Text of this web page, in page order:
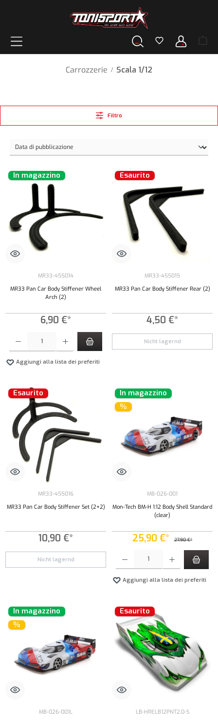
Carrozzerie / Scala 1/12
Filtro
In magazzino
MR33-455014
MR33 Pan Car Body Stiffener Wheel
Arch (2)
6,90 €*
Quantità del prodotto: inserisci la quantità desiderata o usa i pulsanti per aumentare o
Aggiungi alla lista dei preferiti
Esaurito
MR33-455015
MR33 Pan Car Body Stiffener Rear (2)
4,50 €*
Nicht lagernd
Esaurito
MR33-455016
MR33 Pan Car Body Stiffener Set (2+2)
10,90 €*
Nicht lagernd
In magazzino
%
MB-026-001
Mon-Tech BM-H 1:12 Body Shell Standard
(clear)
25,90 €* 27,90 €*
Aggiungi alla lista dei preferiti
In magazzino
%
MB-026-001L
Esaurito
LB-HRELB12PNT2.0-S